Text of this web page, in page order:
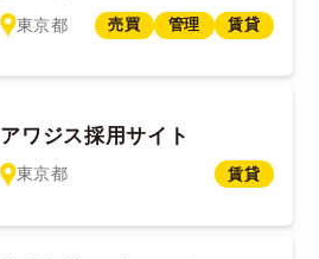
東京都 売買 管理 賃貸
アワジス採用サイト
東京都 賃貸